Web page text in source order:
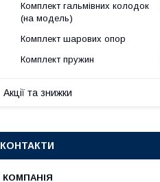
Комплект гальмівних колодок
(на модель)
Комплект шарових опор
Комплект пружин
Акції та знижки
КОНТАКТИ